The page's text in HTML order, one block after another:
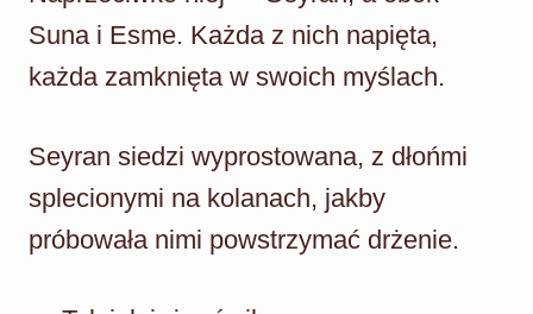
Suna i Esme. Każda z nich napięta,
każda zamknięta w swoich myślach.
Seyran siedzi wyprostowana, z dłońmi
splecionymi na kolanach, jakby
próbowała nimi powstrzymać drżenie.